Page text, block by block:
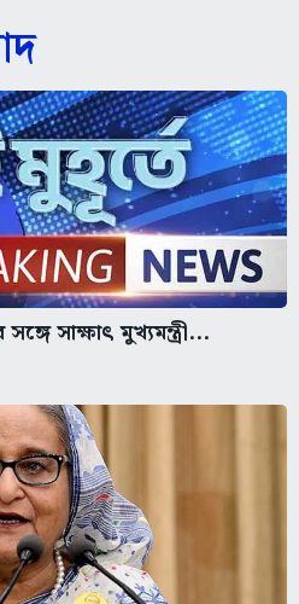
সাক্ষাৎ মুখ্যমন্ত্রী...